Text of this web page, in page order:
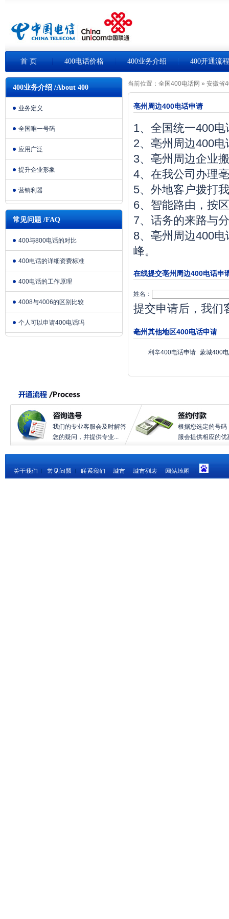
首 页 400电话价格 400业务介绍 400开通流程
400业务介绍 /About 400
业务定义
全国唯一号码
应用广泛
提升企业形象
营销利器
常见问题 /FAQ
400与800电话的对比
400电话的详细资费标准
400电话的工作原理
4008与4006的区别比较
个人可以申请400电话吗
当前位置： 全国400电话网 » 安徽省
亳州周边400电话申请
1、全国统一400
2、亳州周边400
3、亳州周边企业
4、在我公司办理
5、外地客户拨打
6、智能路由，按
7、话务的来路与
8、亳州周边400
峰。
在线提交亳州周边400电话申
姓名：
提交申请后，我们
亳州其他地区400电话申请
利辛400电话申请 蒙城400
我们的专业客服会及时解答
您的疑问，并提供专业...
根据您选定的号码
服会提供相应的优
关于我们 常见问题 联系我们 城市 城市列表 网站地图